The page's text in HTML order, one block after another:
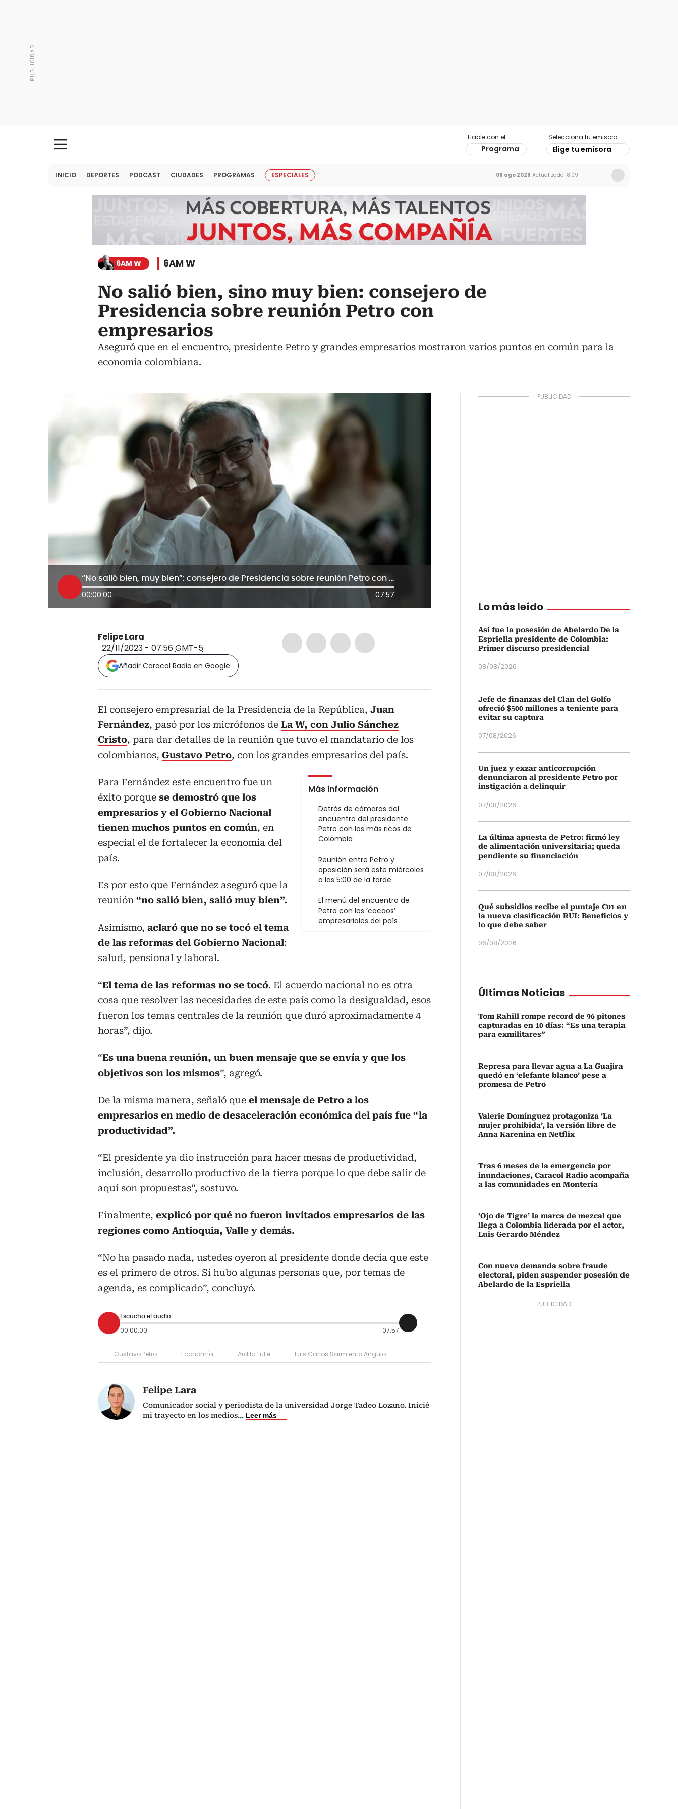
Hable con el
Programa
Selecciona tu emisora
Elige tu emisora
INICIO DEPORTES PODCAST CIUDADES PROGRAMAS ESPECIALES 08 ago 2026 Actualizado 18:09
6AM W 6AM W
No salió bien, sino muy bien: consejero de
Presidencia sobre reunión Petro con
empresarios
Aseguró que en el encuentro, presidente Petro y grandes empresarios mostraron varios puntos en común para la
economía colombiana.
“No salió bien, muy bien”: consejero de Presidencia sobre reunión Petro con empresarios
00:00:00 07:57
Felipe Lara
22/11/2023 - 07:56 GMT-5
Añadir Caracol Radio en Google
El consejero empresarial de la Presidencia de la República, Juan
Fernández, pasó por los micrófonos de La W, con Julio Sánchez
Cristo, para dar detalles de la reunión que tuvo el mandatario de los
colombianos, Gustavo Petro, con los grandes empresarios del país.
Más información
Detrás de cámaras del
encuentro del presidente
Petro con los más ricos de
Colombia
Reunión entre Petro y
oposición será este miércoles
a las 5:00 de la tarde
El menú del encuentro de
Petro con los ‘cacaos’
empresariales del país
Para Fernández este encuentro fue un
éxito porque se demostró que los
empresarios y el Gobierno Nacional
tienen muchos puntos en común, en
especial el de fortalecer la economía del
país.
Es por esto que Fernández aseguró que la
reunión “no salió bien, salió muy bien”.
Asimismo, aclaró que no se tocó el tema
de las reformas del Gobierno Nacional:
salud, pensional y laboral.
“El tema de las reformas no se tocó. El acuerdo nacional no es otra
cosa que resolver las necesidades de este país como la desigualdad, esos
fueron los temas centrales de la reunión que duró aproximadamente 4
horas”, dijo.
“Es una buena reunión, un buen mensaje que se envía y que los
objetivos son los mismos”, agregó.
De la misma manera, señaló que el mensaje de Petro a los
empresarios en medio de desaceleración económica del país fue “la
productividad”.
“El presidente ya dio instrucción para hacer mesas de productividad,
inclusión, desarrollo productivo de la tierra porque lo que debe salir de
aquí son propuestas”, sostuvo.
Finalmente, explicó por qué no fueron invitados empresarios de las
regiones como Antioquia, Valle y demás.
“No ha pasado nada, ustedes oyeron al presidente donde decía que este
es el primero de otros. Sí hubo algunas personas que, por temas de
agenda, es complicado”, concluyó.
Escucha el audio
00:00:00 07:57
Gustavo Petro Economía Ardila Lülle Luis Carlos Sarmiento Angulo
Felipe Lara
Comunicador social y periodista de la universidad Jorge Tadeo Lozano. Inicié
mi trayecto en los medios... Leer más
Lo más leído
Así fue la posesión de Abelardo De la
Espriella presidente de Colombia:
Primer discurso presidencial
08/08/2026
Jefe de finanzas del Clan del Golfo
ofreció $500 millones a teniente para
evitar su captura
07/08/2026
Un juez y exzar anticorrupción
denunciaron al presidente Petro por
instigación a delinquir
07/08/2026
La última apuesta de Petro: firmó ley
de alimentación universitaria; queda
pendiente su financiación
07/08/2026
Qué subsidios recibe el puntaje C01 en
la nueva clasificación RUI: Beneficios y
lo que debe saber
06/08/2026
Últimas Noticias
Tom Rahill rompe record de 96 pitones
capturadas en 10 días: “Es una terapia
para exmilitares”
Represa para llevar agua a La Guajira
quedó en ‘elefante blanco’ pese a
promesa de Petro
Valerie Domínguez protagoniza ‘La
mujer prohibida’, la versión libre de
Anna Karenina en Netflix
Tras 6 meses de la emergencia por
inundaciones, Caracol Radio acompaña
a las comunidades en Montería
‘Ojo de Tigre’ la marca de mezcal que
llega a Colombia liderada por el actor,
Luis Gerardo Méndez
Con nueva demanda sobre fraude
electoral, piden suspender posesión de
Abelardo de la Espriella